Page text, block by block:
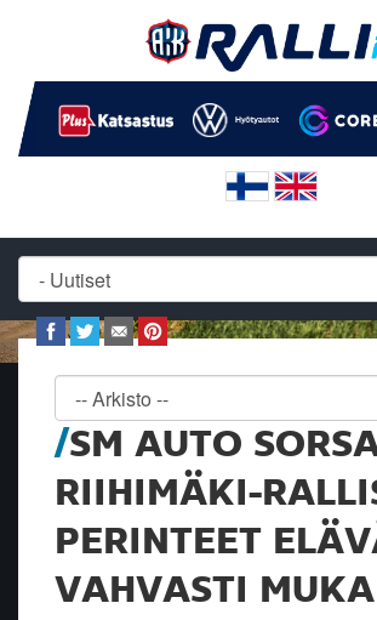
SM AUTO
RIIHIMÄKI-
PERINTEET
VAHVASTI